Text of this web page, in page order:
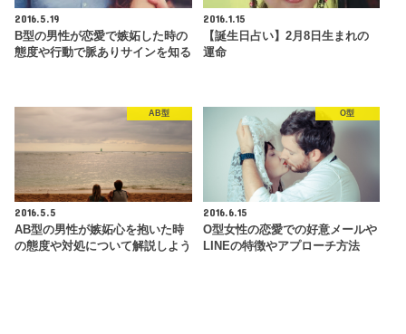
2016.5.19
B型の男性が恋愛で嫉妬した時の
態度や行動で脈ありサインを知る
2016.1.15
【誕生日占い】2月8日生まれの
運命
AB型
2016.5.5
AB型の男性が嫉妬心を抱いた時
の態度や対処について解説しよう
O型
2016.6.15
O型女性の恋愛での好意メールや
LINEの特徴やアプローチ方法